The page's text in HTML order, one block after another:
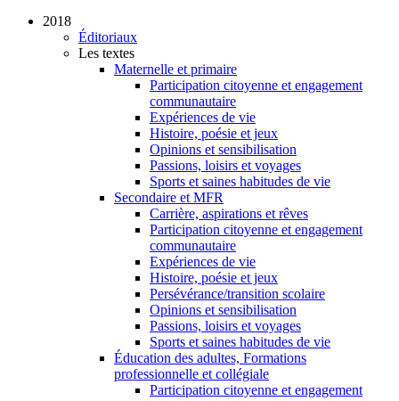
2018
Éditoriaux
Les textes
Maternelle et primaire
Participation citoyenne et engagement
communautaire
Expériences de vie
Histoire, poésie et jeux
Opinions et sensibilisation
Passions, loisirs et voyages
Sports et saines habitudes de vie
Secondaire et MFR
Carrière, aspirations et rêves
Participation citoyenne et engagement
communautaire
Expériences de vie
Histoire, poésie et jeux
Persévérance/transition scolaire
Opinions et sensibilisation
Passions, loisirs et voyages
Sports et saines habitudes de vie
Éducation des adultes, Formations
professionnelle et collégiale
Participation citoyenne et engagement